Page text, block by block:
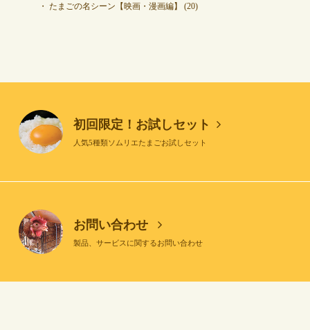
たまごの名シーン【映画・漫画編】
(20)
初回限定！お試しセット
人気5種類ソムリエたまごお試しセット
お問い合わせ
製品、サービスに関するお問い合わせ